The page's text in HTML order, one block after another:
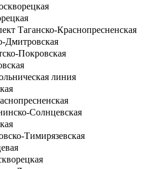
Таганско-Краснопресненская
Дмитровская
Покровская
линия
Солнцевская
Тимирязевская